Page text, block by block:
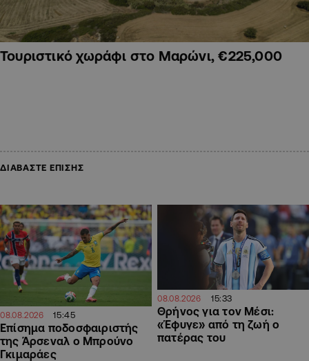
Τουριστικό χωράφι στο Μαρώνι, €225,000
ΔΙΑΒΑΣΤΕ ΕΠΙΣΗΣ
08.08.2026 15:45
Επίσημα ποδοσφαιριστής
της Άρσεναλ ο Μπρούνο
Γκιμαράες
08.08.2026 15:33
Θρήνος για τον Μέσι:
«Έφυγε» από τη ζωή ο
πατέρας του